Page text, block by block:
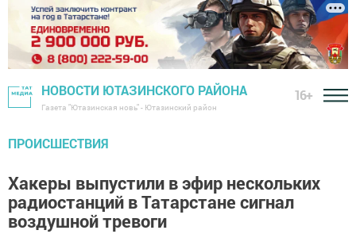
НОВОСТИ ЮТАЗИНСКОГО РАЙОНА
Газета "Ютазинская новь" - Ютазинский район
16+
ПРОИСШЕСТВИЯ
Хакеры выпустили в эфир нескольких
радиостанций в Татарстане сигнал
воздушной тревоги